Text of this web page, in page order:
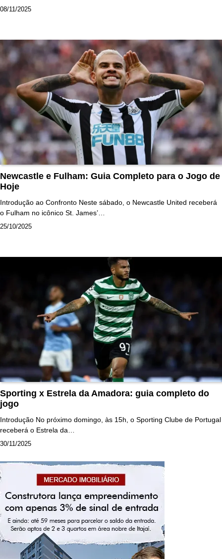
08/11/2025
Newcastle e Fulham: Guia Completo para o Jogo de
Hoje
Introdução ao Confronto Neste sábado, o Newcastle United receberá
o Fulham no icônico St. James’…
25/10/2025
Sporting x Estrela da Amadora: guia completo do
jogo
Introdução No próximo domingo, às 15h, o Sporting Clube de Portugal
receberá o Estrela da…
30/11/2025